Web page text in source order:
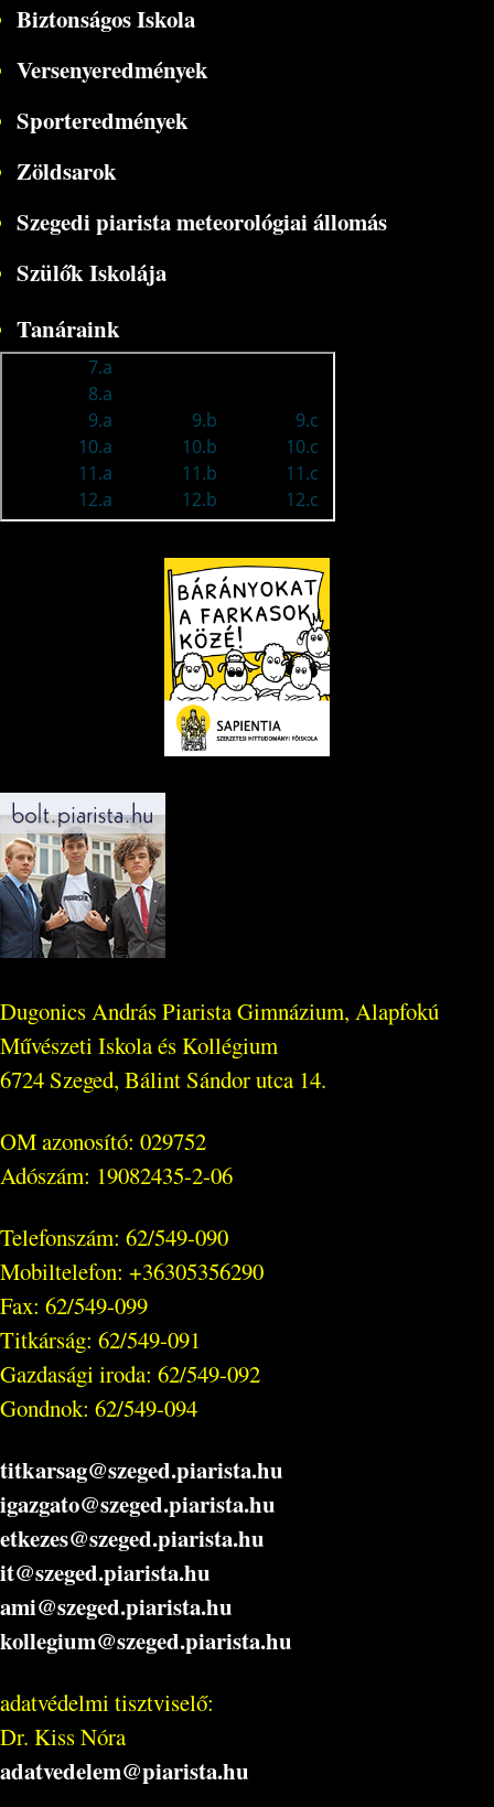
Biztonságos Iskola
Versenyeredmények
Sporteredmények
Zöldsarok
Szegedi piarista meteorológiai állomás
Szülők Iskolája
Tanáraink
Dugonics András Piarista Gimnázium, Alapfokú
Művészeti Iskola és Kollégium
6724 Szeged, Bálint Sándor utca 14.
OM azonosító: 029752
Adószám: 19082435-2-06
Telefonszám: 62/549-090
Mobiltelefon: +36305356290
Fax: 62/549-099
Titkárság: 62/549-091
Gazdasági iroda: 62/549-092
Gondnok: 62/549-094
titkarsag@szeged.piarista.hu
igazgato@szeged.piarista.hu
etkezes@szeged.piarista.hu
it@szeged.piarista.hu
ami@szeged.piarista.hu
kollegium@szeged.piarista.hu
adatvédelmi tisztviselő:
Dr. Kiss Nóra
adatvedelem@piarista.hu